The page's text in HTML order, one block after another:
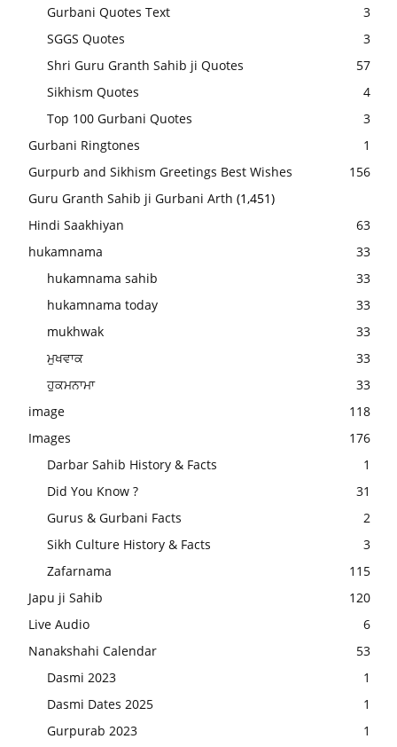
Gurbani Quotes Text
3
SGGS Quotes
3
Shri Guru Granth Sahib ji Quotes
57
Sikhism Quotes
4
Top 100 Gurbani Quotes
3
Gurbani Ringtones
1
Gurpurb and Sikhism Greetings Best Wishes
156
Guru Granth Sahib ji Gurbani Arth (1,451)
Hindi Saakhiyan
63
hukamnama
33
hukamnama sahib
33
hukamnama today
33
mukhwak
33
ਮੁਖਵਾਕ
33
ਹੁਕਮਨਾਮਾ
33
image
118
Images
176
Darbar Sahib History & Facts
1
Did You Know ?
31
Gurus & Gurbani Facts
2
Sikh Culture History & Facts
3
Zafarnama
115
Japu ji Sahib
120
Live Audio
6
Nanakshahi Calendar
53
Dasmi 2023
1
Dasmi Dates 2025
1
Gurpurab 2023
1